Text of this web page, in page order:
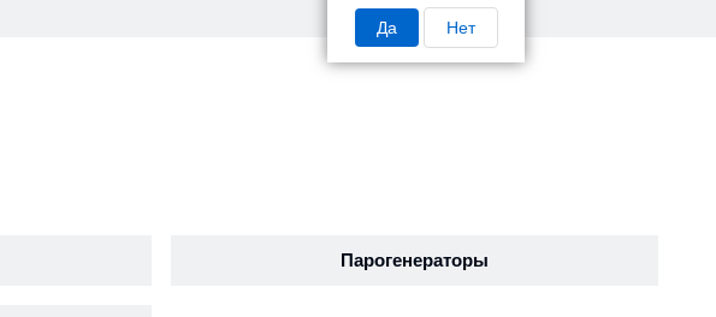
Да Нет
Парогенераторы